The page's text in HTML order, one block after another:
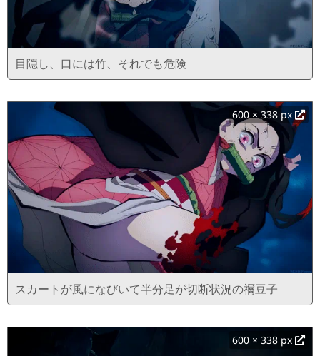
目隠し、口には竹、それでも危険
600 × 338 px
スカートが風になびいて半分足が切断状況の禰豆子
600 × 338 px